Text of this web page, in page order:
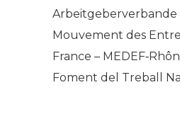
Arbeitgeberverbande
Mouvement des
France –
Foment del Treball